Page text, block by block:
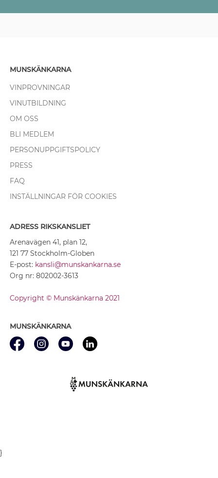
MUNSKÄNKARNA
VINPROVNINGAR
VINUTBILDNING
OM OSS
BLI MEDLEM
PERSONUPPGIFTSPOLICY
PRESS
FAQ
INSTÄLLNINGAR FÖR COOKIES
ADRESS RIKSKANSLIET
Arenavägen 41, plan 12,
121 77 Stockholm-Globen
E-post: kansli@munskankarna.se
Org nr: 802002-3613
Copyright © Munskänkarna 2021
MUNSKÄNKARNA
}